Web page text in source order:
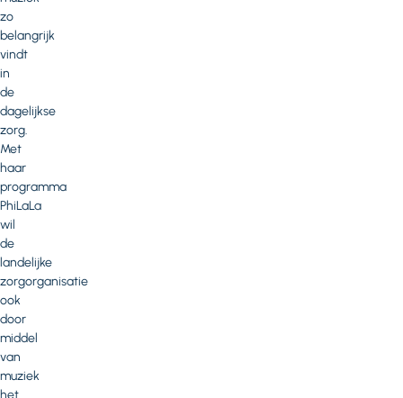
zo
belangrijk
vindt
in
de
dagelijkse
zorg.
Met
haar
programma
PhiLaLa
wil
de
landelijke
zorgorganisatie
ook
door
middel
van
muziek